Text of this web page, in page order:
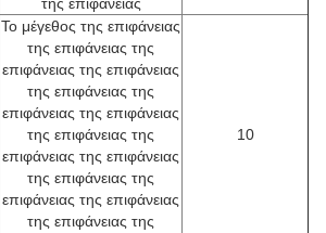
Το μέγεθος της επιφάνειας
της επιφάνειας της
επιφάνειας της επιφάνειας
της επιφάνειας της
επιφάνειας της επιφάνειας
της επιφάνειας της
επιφάνειας της επιφάνειας
της επιφάνειας της
επιφάνειας της επιφάνειας
της επιφάνειας της
10